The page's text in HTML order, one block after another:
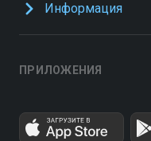
Информация
ПРИЛОЖЕНИЯ